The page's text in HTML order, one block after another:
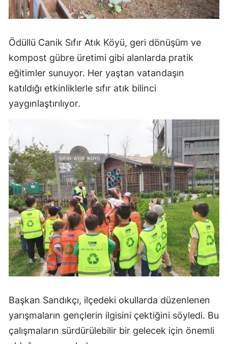
Ödüllü Canik Sıfır Atık Köyü, geri dönüşüm ve
kompost gübre üretimi gibi alanlarda pratik
eğitimler sunuyor. Her yaştan vatandaşın
katıldığı etkinliklerle sıfır atık bilinci
yaygınlaştırılıyor.
Başkan Sandıkçı, ilçedeki okullarda düzenlenen
yarışmaların gençlerin ilgisini çektiğini söyledi. Bu
çalışmaların sürdürülebilir bir gelecek için önemli